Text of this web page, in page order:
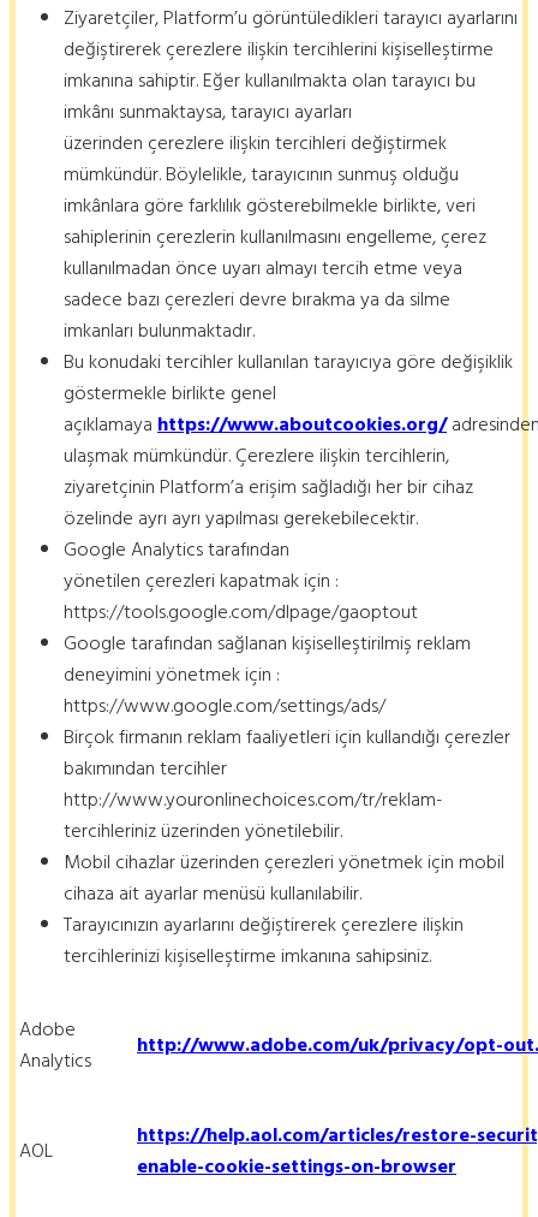
Ziyaretçiler, Platform’u görüntüledikleri tarayıcı ayarlarını
değiştirerek çerezlere ilişkin tercihlerini kişiselleştirme
imkanına sahiptir. Eğer kullanılmakta olan tarayıcı bu
imkânı sunmaktaysa, tarayıcı ayarları
üzerinden çerezlere ilişkin tercihleri değiştirmek
mümkündür. Böylelikle, tarayıcının sunmuş olduğu
imkânlara göre farklılık gösterebilmekle birlikte, veri
sahiplerinin çerezlerin kullanılmasını engelleme, çerez
kullanılmadan önce uyarı almayı tercih etme veya
sadece bazı çerezleri devre bırakma ya da silme
imkanları bulunmaktadır.
Bu konudaki tercihler kullanılan tarayıcıya göre değişiklik
göstermekle birlikte genel
açıklamayahttps://www.aboutcookies.org/
ulaşmak mümkündür. Çerezlere ilişkin tercihlerin,
ziyaretçinin Platform’a erişim sağladığı her bir cihaz
özelinde ayrı ayrı yapılması gerekebilecektir.
Google Analytics tarafından
yönetilen çerezleri kapatmak için :
https://tools.google.com/dlpage/gaoptout
Google tarafından sağlanan kişiselleştirilmiş reklam
deneyimini yönetmek için :
https://www.google.com/settings/ads/
Birçok firmanın reklam faaliyetleri için kullandığı çerezler
bakımından tercihler
http://www.youronlinechoices.com/tr/reklam-
tercihleriniz üzerinden yönetilebilir.
Mobil cihazlar üzerinden çerezleri yönetmek için mobil
cihaza ait ayarlar menüsü kullanılabilir.
Tarayıcınızın ayarlarını değiştirerek çerezlere ilişkin
tercihlerinizi kişiselleştirme imkanına sahipsiniz.
Adobe
Analytics
http://www.adobe.com/uk/privacy/opt-
AOL
https://help.aol.com/articles/restore-
enable-cookie-settings-on-browser